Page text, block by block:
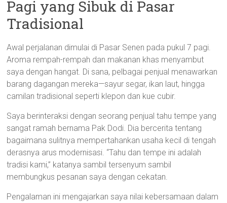
Pagi yang Sibuk di Pasar
Tradisional
Awal perjalanan dimulai di Pasar Senen pada pukul 7 pagi.
Aroma rempah-rempah dan makanan khas menyambut
saya dengan hangat. Di sana, pelbagai penjual menawarkan
barang dagangan mereka—sayur segar, ikan laut, hingga
camilan tradisional seperti klepon dan kue cubir.
Saya berinteraksi dengan seorang penjual tahu tempe yang
sangat ramah bernama Pak Dodi. Dia bercerita tentang
bagaimana sulitnya mempertahankan usaha kecil di tengah
derasnya arus modernisasi. “Tahu dan tempe ini adalah
tradisi kami,” katanya sambil tersenyum sambil
membungkus pesanan saya dengan cekatan.
Pengalaman ini mengajarkan saya nilai kebersamaan dalam